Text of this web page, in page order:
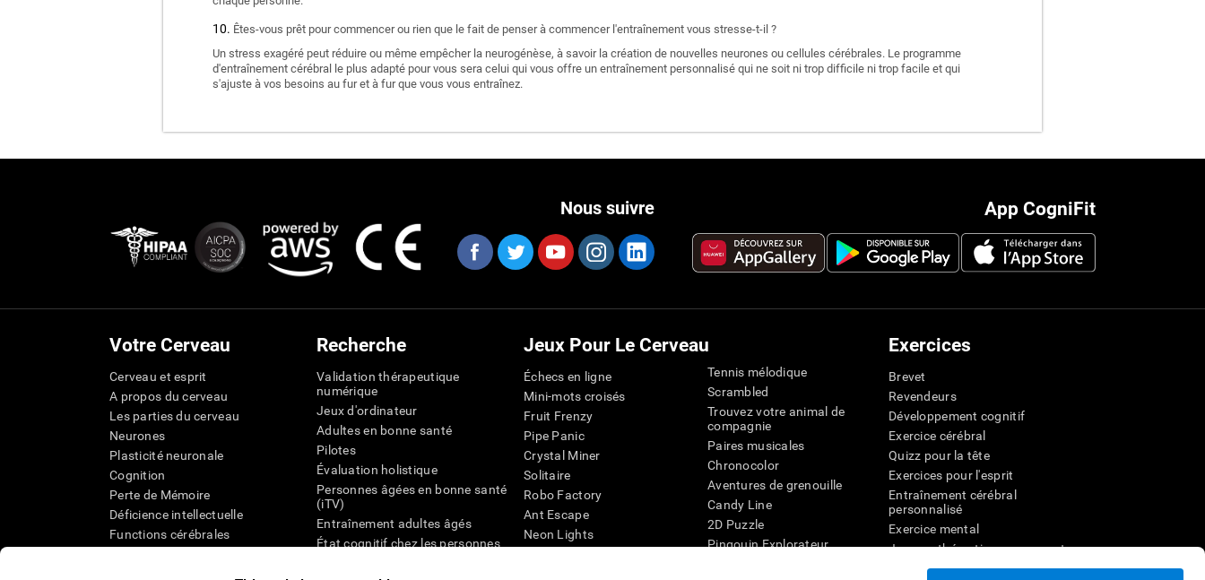
Êtes-vous prêt pour commencer ou rien que le fait de penser à commencer l'entraînement vous stresse-t-il ?
Un stress exagéré peut réduire ou même empêcher la neurogénèse, à savoir la création de nouvelles neurones ou cellules cérébrales. Le programme
d'entraînement cérébral le plus adapté pour vous sera celui qui vous offre un entraînement personnalisé qui ne soit ni trop difficile ni trop facile et qui
s'ajuste à vos besoins au fur et à fur que vous vous entraînez.
App CogniFit
Nous suivre
Votre Cerveau
Cerveau et esprit
A propos du cerveau
Les parties du cerveau
Neurones
Plasticité neuronale
Cognition
Perte de Mémoire
Déficience intellectuelle
Functions cérébrales
Recherche
Validation thérapeutique
numérique
Jeux d'ordinateur
Adultes en bonne santé
Pilotes
Évaluation holistique
Personnes âgées en bonne santé
(iTV)
Entraînement adultes âgés
État cognitif chez les personnes
Jeux Pour Le Cerveau
Échecs en ligne
Mini-mots croisés
Fruit Frenzy
Pipe Panic
Crystal Miner
Solitaire
Robo Factory
Ant Escape
Neon Lights
Tennis mélodique
Scrambled
Trouvez votre animal de
compagnie
Paires musicales
Chronocolor
Aventures de grenouille
Candy Line
2D Puzzle
Pingouin Explorateur
Exercices
Brevet
Revendeurs
Développement cognitif
Exercice cérébral
Quizz pour la tête
Exercices pour l'esprit
Entraînement cérébral
personnalisé
Exercice mental
Jeux mathématiques amusants
Compréhension de lecture